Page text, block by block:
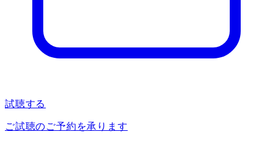
試聴する
ご試聴のご予約を承ります